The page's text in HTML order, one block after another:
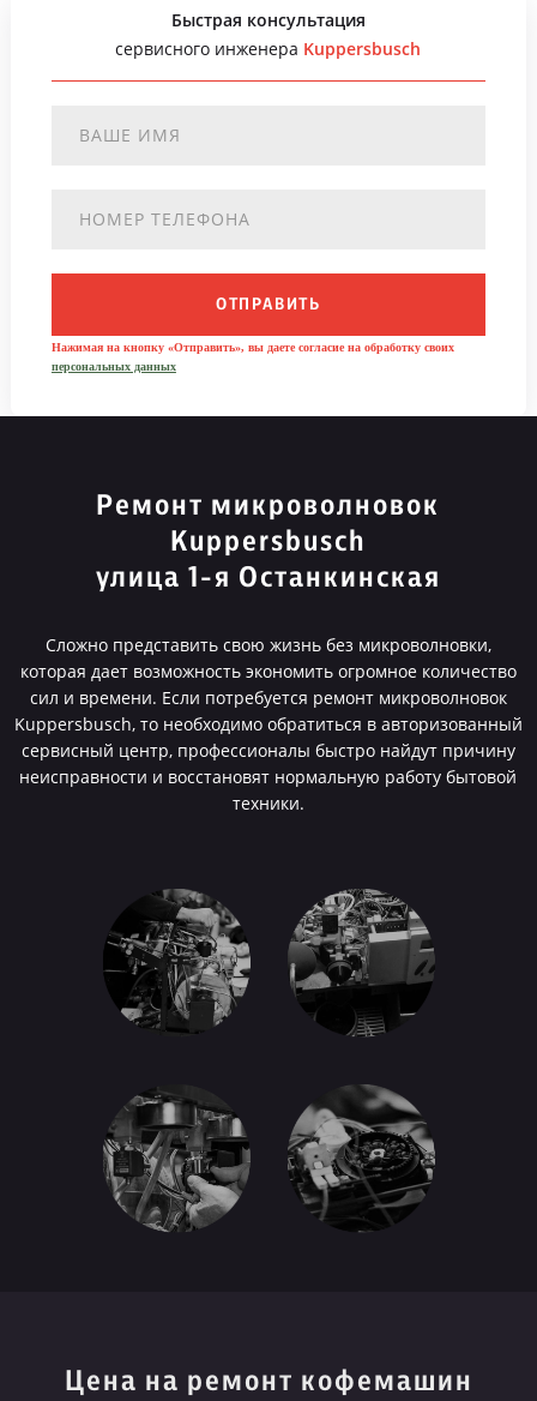
Быстрая консультация
сервисного инженера Kuppersbusch
ОТПРАВИТЬ
Нажимая на кнопку «Отправить», вы даете согласие на обработку своих
персональных данных
Ремонт микроволновок
Kuppersbusch
улица 1-я Останкинская
Сложно представить свою жизнь без микроволновки,
которая дает возможность экономить огромное количество
сил и времени. Если потребуется ремонт микроволновок
Kuppersbusch, то необходимо обратиться в авторизованный
сервисный центр, профессионалы быстро найдут причину
неисправности и восстановят нормальную работу бытовой
техники.
Цена на ремонт кофемашин